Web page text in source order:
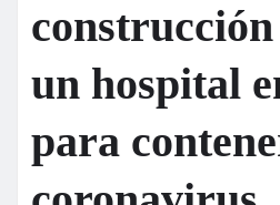
un hospital
para